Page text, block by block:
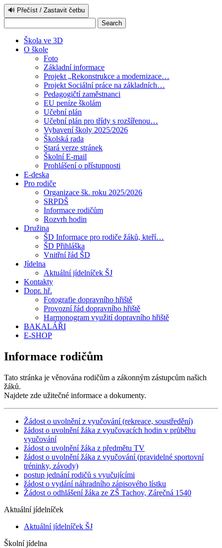
🔊 Přečíst / Zastavit četbu
Škola ve 3D
O škole
Foto
Základní informace
Projekt „Rekonstrukce a modernizace…
Projekt Sociální práce na základních…
Pedagogičtí zaměstnanci
EU peníze školám
Učební plán
Učební plán pro třídy s rozšířenou…
Vybavení školy 2025/2026
Školská rada
Stará verze stránek
Školní E-mail
Prohlášení o přístupnosti
E-deska
Pro rodiče
Organizace šk. roku 2025/2026
SRPDŠ
Informace rodičům
Rozvrh hodin
Družina
ŠD Informace pro rodiče žáků, kteří…
ŠD Přihláška
Vnitřní řád ŠD
Jídelna
Aktuální jídelníček ŠJ
Kontakty
Dopr. hř.
Fotografie dopravního hřiště
Provozní řád dopravního hřiště
Harmonogram využití dopravního hřiště
BAKALÁŘI
E-SHOP
Informace rodičům
Tato stránka je věnována rodičům a zákonným zástupcům našich
žáků.
Najdete zde užitečné informace a dokumenty.
Žádost o uvolnění z vyučování (rekreace, soustředění)
žádost o uvolnění žáka z vyučovacích hodin v průběhu
vyučování
žádost o uvolnění žáka z předmětu TV
žádost o uvolnění žáka z vyučování (pravidelné sportovní
tréninky, závody)
postup jednání rodičů s vyučujícími
žádost o vydání náhradního zápisového lístku
Žádost o odhlášení žáka ze ZŠ Tachov, Zárečná 1540
Aktuální jídelníček
Aktuální jídelníček ŠJ
Školní jídelna